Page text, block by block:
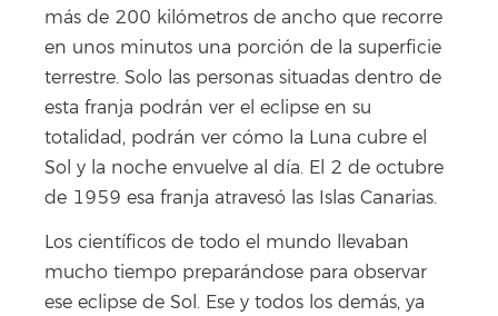
más de 200 kilómetros de ancho que recorre
en unos minutos una porción de la superficie
terrestre. Solo las personas situadas dentro de
esta franja podrán ver el eclipse en su
totalidad, podrán ver cómo la Luna cubre el
Sol y la noche envuelve al día. El 2 de octubre
de 1959 esa franja atravesó las Islas Canarias.
Los científicos de todo el mundo llevaban
mucho tiempo preparándose para observar
ese eclipse de Sol. Ese y todos los demás, ya